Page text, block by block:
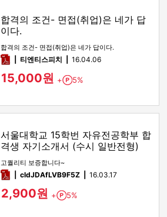
합격의 조건- 면접(취업)은 네가 답
이다.
합격의 조건- 면접(취업)은 네가 답이다.
pdf티엔티스피치 16.04.06
15,000원 + Point
5%
서울대학교 15학번 자유전공학부 합
격생 자기소개서 (수시 일반전형)
고퀄리티 보증합니다~
pdfcldJDAfLVB9F5Z 16.03.17
2,900원 + Point
5%